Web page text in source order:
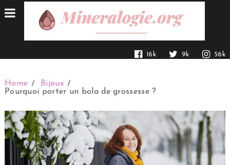
16k 9k 56k
Home
Bijoux
Pourquoi porter un bola de grossesse ?